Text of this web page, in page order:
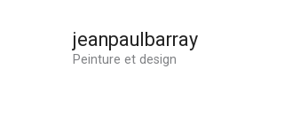
jeanpaulbarray
Peinture et design